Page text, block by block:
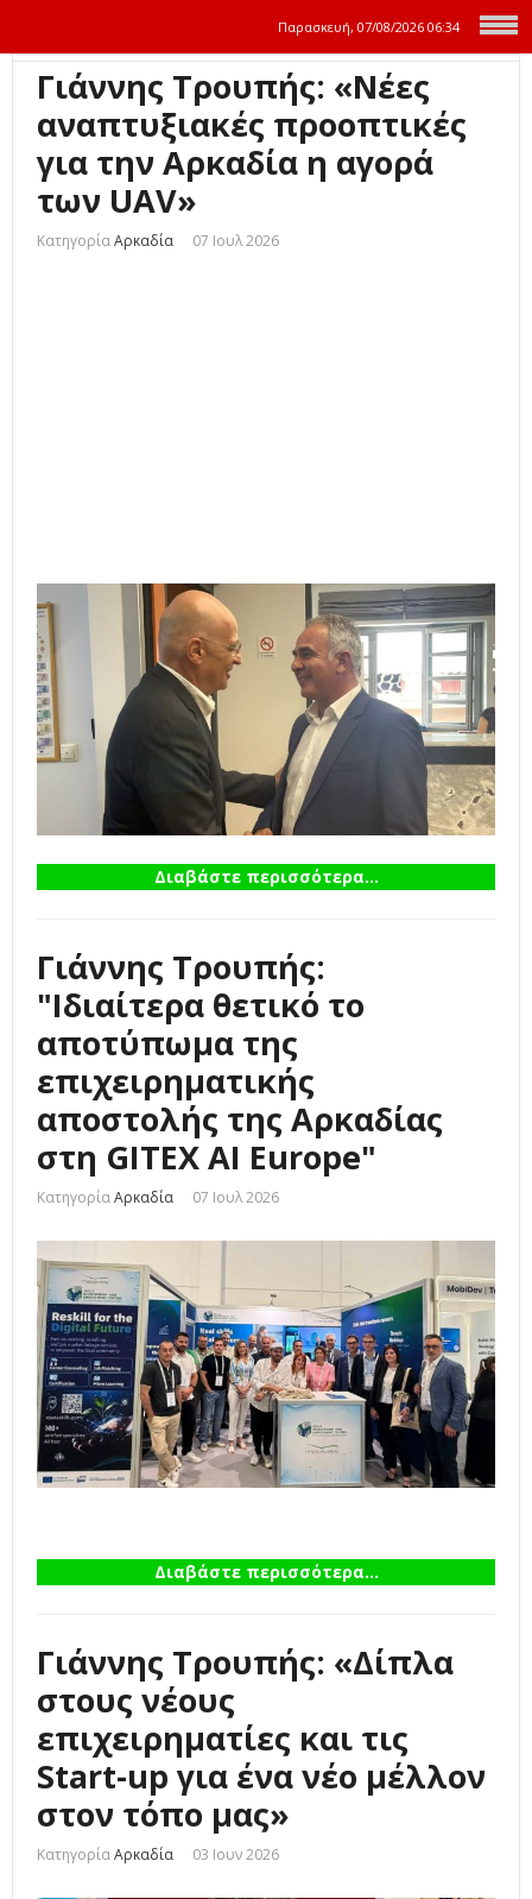
Παρασκευή, 07/08/2026 06:34
Γιάννης Τρουπής: «Νέες
αναπτυξιακές προοπτικές
για την Αρκαδία η αγορά
των UAV»
ΚατηγορίαΑρκαδία 07 Ιουλ 2026
Διαβάστε περισσότερα...
Γιάννης Τρουπής:
"Ιδιαίτερα θετικό το
αποτύπωμα της
επιχειρηματικής
αποστολής της Αρκαδίας
στη GITEX AI Europe"
ΚατηγορίαΑρκαδία 07 Ιουλ 2026
Διαβάστε περισσότερα...
Γιάννης Τρουπής: «Δίπλα
στους νέους
επιχειρηματίες και τις
Start-up για ένα νέο μέλλον
στον τόπο μας»
ΚατηγορίαΑρκαδία 03 Ιουν 2026